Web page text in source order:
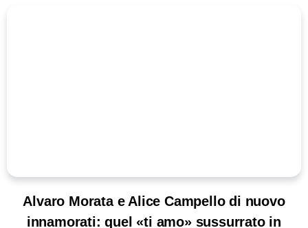
Alvaro Morata e Alice Campello di nuovo
innamorati: quel «ti amo» sussurrato in